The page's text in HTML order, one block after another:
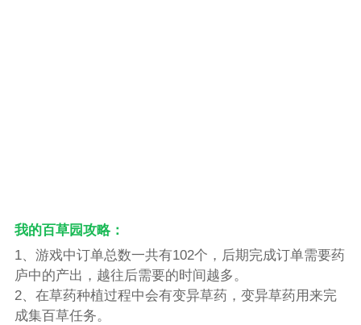
我的百草园攻略：
1、游戏中订单总数一共有102个，后期完成订单需要药
庐中的产出，越往后需要的时间越多。
2、在草药种植过程中会有变异草药，变异草药用来完
成集百草任务。